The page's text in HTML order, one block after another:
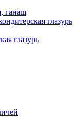
ганаш
глазурь
глазурь